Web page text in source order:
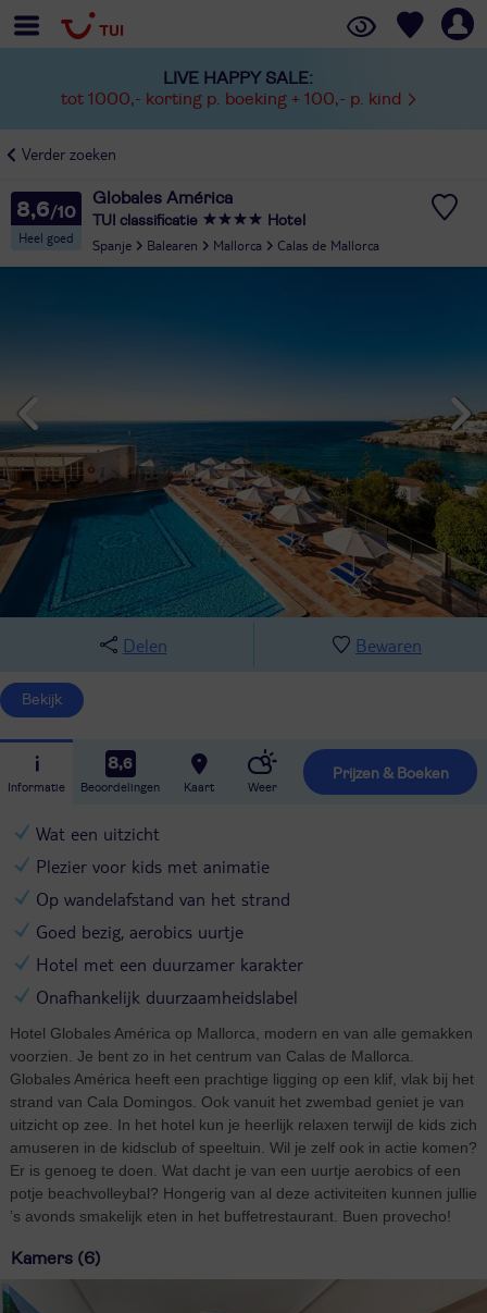
LIVE HAPPY SALE:
tot 1000,- korting p. boeking + 100,- p. kind
Verder zoeken
8,6
Heel goed
Globales América
TUI classificatie Hotel
Spanje Balearen Mallorca Calas de Mallorca
Delen Bewaren
Bekijk
Informatie
8,6
Beoordelingen Kaart Weer
Prijzen & Boeken
Wat een uitzicht
Plezier voor kids met animatie
Op wandelafstand van het strand
Goed bezig, aerobics uurtje
Hotel met een duurzamer karakter
Onafhankelijk duurzaamheidslabel
Hotel Globales América op Mallorca, modern en van alle gemakken
voorzien. Je bent zo in het centrum van Calas de Mallorca.
Globales América heeft een prachtige ligging op een klif, vlak bij het
strand van Cala Domingos. Ook vanuit het zwembad geniet je van
uitzicht op zee. In het hotel kun je heerlijk relaxen terwijl de kids zich
amuseren in de kidsclub of speeltuin. Wil je zelf ook in actie komen?
Er is genoeg te doen. Wat dacht je van een uurtje aerobics of een
potje beachvolleybal? Hongerig van al deze activiteiten kunnen jullie
’s avonds smakelijk eten in het buffetrestaurant. Buen provecho!
Kamers (6)